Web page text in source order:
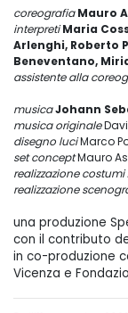
coreografiaMauro
interpretiMaria
Arlenghi, Roberto
Beneventano,
assistente alla
musicaJohann
musica originale
disegno luciMarco
set conceptMauro
realizzazione costumi
realizzazione
una produzione
con il contributo
in co-produzione
Vicenza e